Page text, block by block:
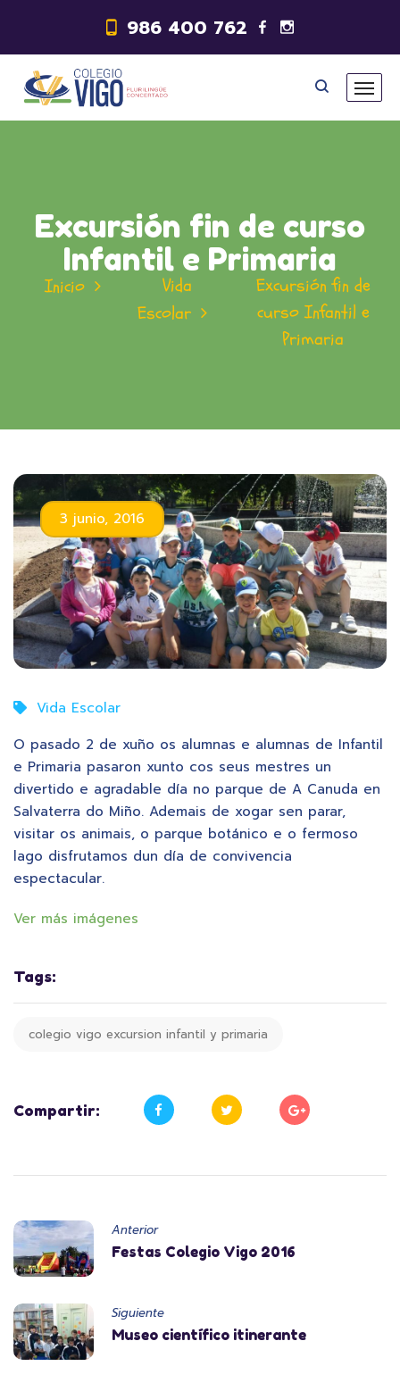
986 400 762
Excursión fin de curso
Infantil e Primaria
Inicio
Vida
Escolar
Excursión fin de
curso Infantil e
Primaria
3 junio, 2016
Vida Escolar
O pasado 2 de xuño os alumnas e alumnas de Infantil
e Primaria pasaron xunto cos seus mestres un
divertido e agradable día no parque de A Canuda en
Salvaterra do Miño. Ademais de xogar sen parar,
visitar os animais, o parque botánico e o fermoso
lago disfrutamos dun día de convivencia
espectacular.
Ver más imágenes
Tags:
colegio vigo excursion infantil y primaria
Compartir:
Anterior
Festas Colegio Vigo 2016
Siguiente
Museo científico itinerante